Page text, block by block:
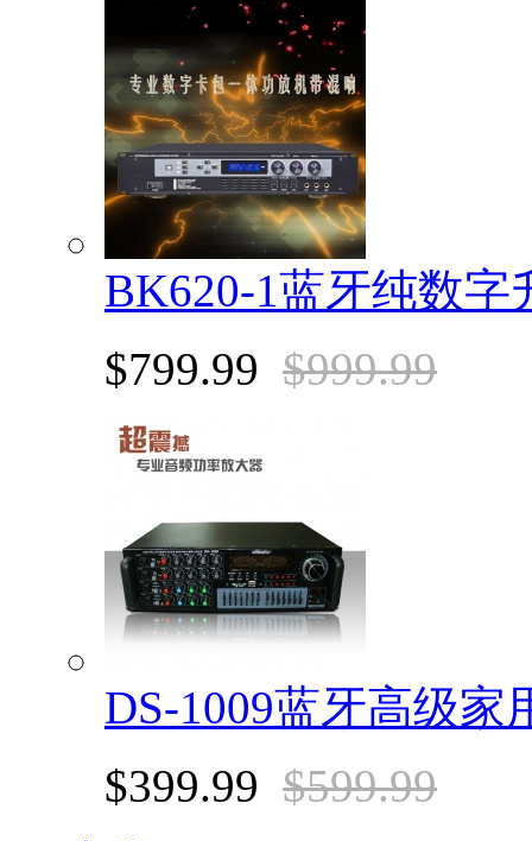
BK620-1蓝牙纯数
$799.99 $999.99
DS-1009蓝牙高级家
$399.99 $599.99